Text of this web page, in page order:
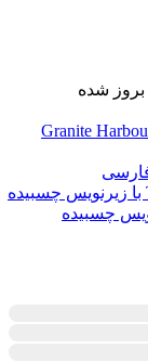
بروز شده